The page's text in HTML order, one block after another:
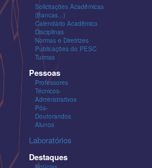
Solicitações Acadêmicas
(Bancas...)
Calendário Acadêmico
Disciplinas
Normas e Diretrizes
Publicações do PESC
Turmas
Pessoas
Professores
Técnicos-
Administrativos
Pós-
Doutorandos
Alunos
Laboratórios
Destaques